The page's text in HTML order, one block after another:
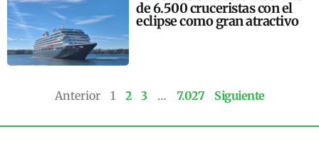
de 6.500 cruceristas con el
eclipse como gran atractivo
Anterior 1 2 3 … 7.027 Siguiente